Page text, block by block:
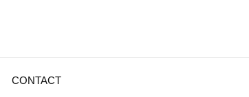
CONTACT